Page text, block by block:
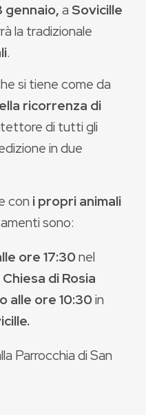
gennaio,aSovicille
la tradizionale
.
si tiene come da
ricorrenza di
di tutti gli
in due
con i propri animali
sono:
ore 17:30nel
Chiesa di Rosia
alle ore 10:30in
Parrocchia di San